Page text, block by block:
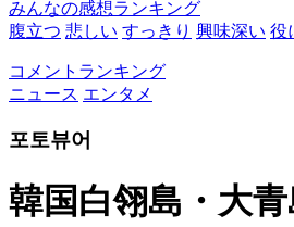
みんなの感想ランキング
腹立つ 悲しい すっきり 興味深い 役
コメントランキング
ニュース エンタメ
포토뷰어
韓国白翎島・大